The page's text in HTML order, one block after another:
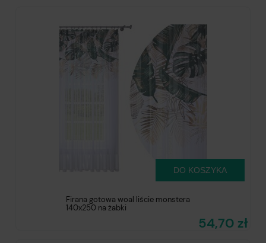
Firana gotowa woal liście monstera
140x250 na żabki
54,70 zł
DO KOSZYKA